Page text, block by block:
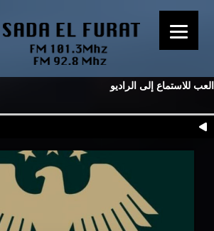
العب للاستماع إلى الراديو